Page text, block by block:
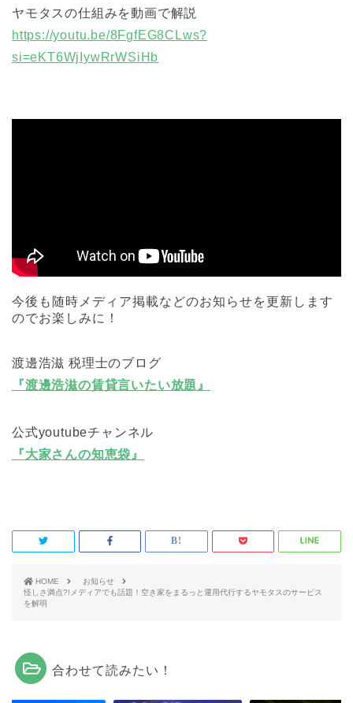
ヤモタスの仕組みを動画で解説
https://youtu.be/8FgfEG8CLws?
si=eKT6WjIywRrWSiHb
今後も随時メディア掲載などのお知らせを更新します
のでお楽しみに！
渡邊浩滋 税理士のブログ
『渡邊浩滋の賃貸言いたい放題』
公式youtubeチャンネル
『大家さんの知恵袋』
HOME
お知らせ
怪しさ満点?!メディアでも話題！空き家をまるっと運用代行するヤモタスのサービス
を解明
合わせて読みたい！